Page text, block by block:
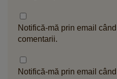
Notifică-mă prin email
comentarii.
Notifică-mă prin email